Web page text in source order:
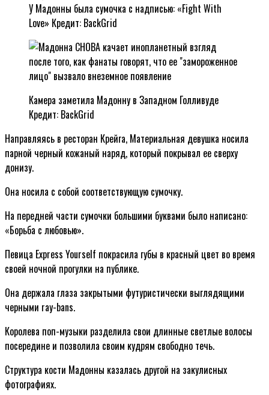
У Мадонны была сумочка с надписью: «Fight With
Love» Кредит: BackGrid
Камера заметила Мадонну в Западном Голливуде
Кредит: BackGrid
Направляясь в ресторан Крейга, Материальная девушка носила
парной черный кожаный наряд, который покрывал ее сверху
донизу.
Она носила с собой соответствующую сумочку.
На передней части сумочки большими буквами было написано:
«Борьба с любовью».
Певица Express Yourself покрасила губы в красный цвет во время
своей ночной прогулки на публике.
Она держала глаза закрытыми футуристически выглядящими
черными ray-bans.
Королева поп-музыки разделила свои длинные светлые волосы
посередине и позволила своим кудрям свободно течь.
Структура кости Мадонны казалась другой на закулисных
фотографиях.